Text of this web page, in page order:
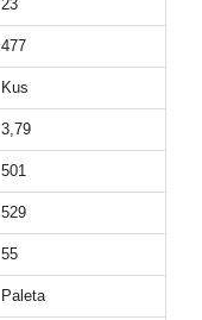
23
477
Kus
3,79
501
529
55
Paleta